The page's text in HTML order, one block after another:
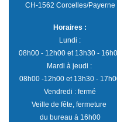
CH-1562 Corcelles/Payerne
Horaires :
Lundi :
08h00 - 12h00 et 13h30 -
Mardi à jeudi :
08h00 -12h00 et 13h30 -
Vendredi : fermé
Veille de fête, fermeture
du bureau à 16h00